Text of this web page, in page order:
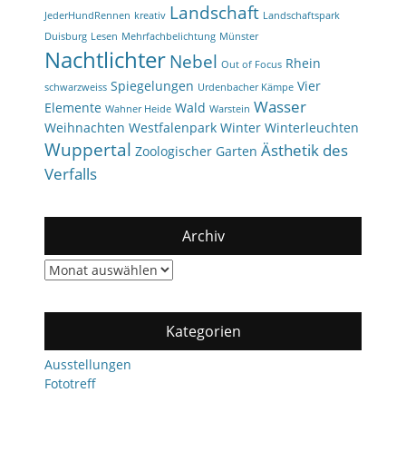
JederHundRennen kreativ Landschaft Landschaftspark
Duisburg Lesen Mehrfachbelichtung Münster
NachtlichterNebel Out of Focus Rhein
schwarzweiss Spiegelungen Urdenbacher Kämpe Vier
Elemente Wahner Heide Wald Warstein Wasser
Weihnachten Westfalenpark Winter Winterleuchten
Wuppertal Zoologischer Garten Ästhetik des
Verfalls
Archiv
Archiv
Kategorien
Ausstellungen
Fototreff